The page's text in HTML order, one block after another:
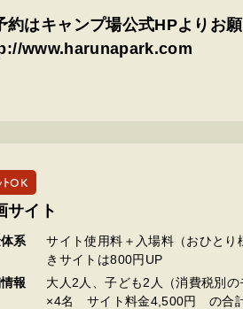
約はキャンプ場公式HPよりお
www.harunapark.com
トOK
サイト
系
サイト使用料＋入場料（おひと
きサイトは800円UP
報
大人2人、子ども2人（消費税別
×4名 サイト料金4,500円 の合計